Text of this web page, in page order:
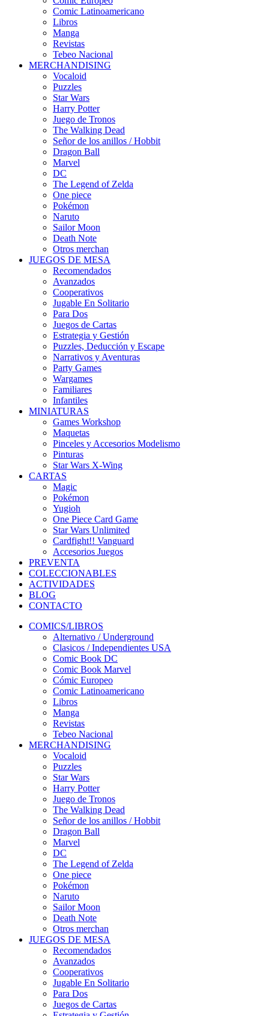
Comic Latinoamericano
Libros
Manga
Revistas
Tebeo Nacional
MERCHANDISING
Vocaloid
Puzzles
Star Wars
Harry Potter
Juego de Tronos
The Walking Dead
Señor de los anillos / Hobbit
Dragon Ball
Marvel
DC
The Legend of Zelda
One piece
Pokémon
Naruto
Sailor Moon
Death Note
Otros merchan
JUEGOS DE MESA
Recomendados
Avanzados
Cooperativos
Jugable En Solitario
Para Dos
Juegos de Cartas
Estrategia y Gestión
Puzzles, Deducción y Escape
Narrativos y Aventuras
Party Games
Wargames
Familiares
Infantiles
MINIATURAS
Games Workshop
Maquetas
Pinceles y Accesorios Modelismo
Pinturas
Star Wars X-Wing
CARTAS
Magic
Pokémon
Yugioh
One Piece Card Game
Star Wars Unlimited
Cardfight!! Vanguard
Accesorios Juegos
PREVENTA
COLECCIONABLES
ACTIVIDADES
BLOG
CONTACTO
COMICS/LIBROS
Alternativo / Underground
Clasicos / Independientes USA
Comic Book DC
Comic Book Marvel
Cómic Europeo
Comic Latinoamericano
Libros
Manga
Revistas
Tebeo Nacional
MERCHANDISING
Vocaloid
Puzzles
Star Wars
Harry Potter
Juego de Tronos
The Walking Dead
Señor de los anillos / Hobbit
Dragon Ball
Marvel
DC
The Legend of Zelda
One piece
Pokémon
Naruto
Sailor Moon
Death Note
Otros merchan
JUEGOS DE MESA
Recomendados
Avanzados
Cooperativos
Jugable En Solitario
Para Dos
Juegos de Cartas